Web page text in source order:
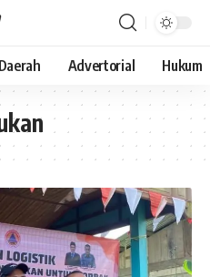
Daerah Advertorial Hukum